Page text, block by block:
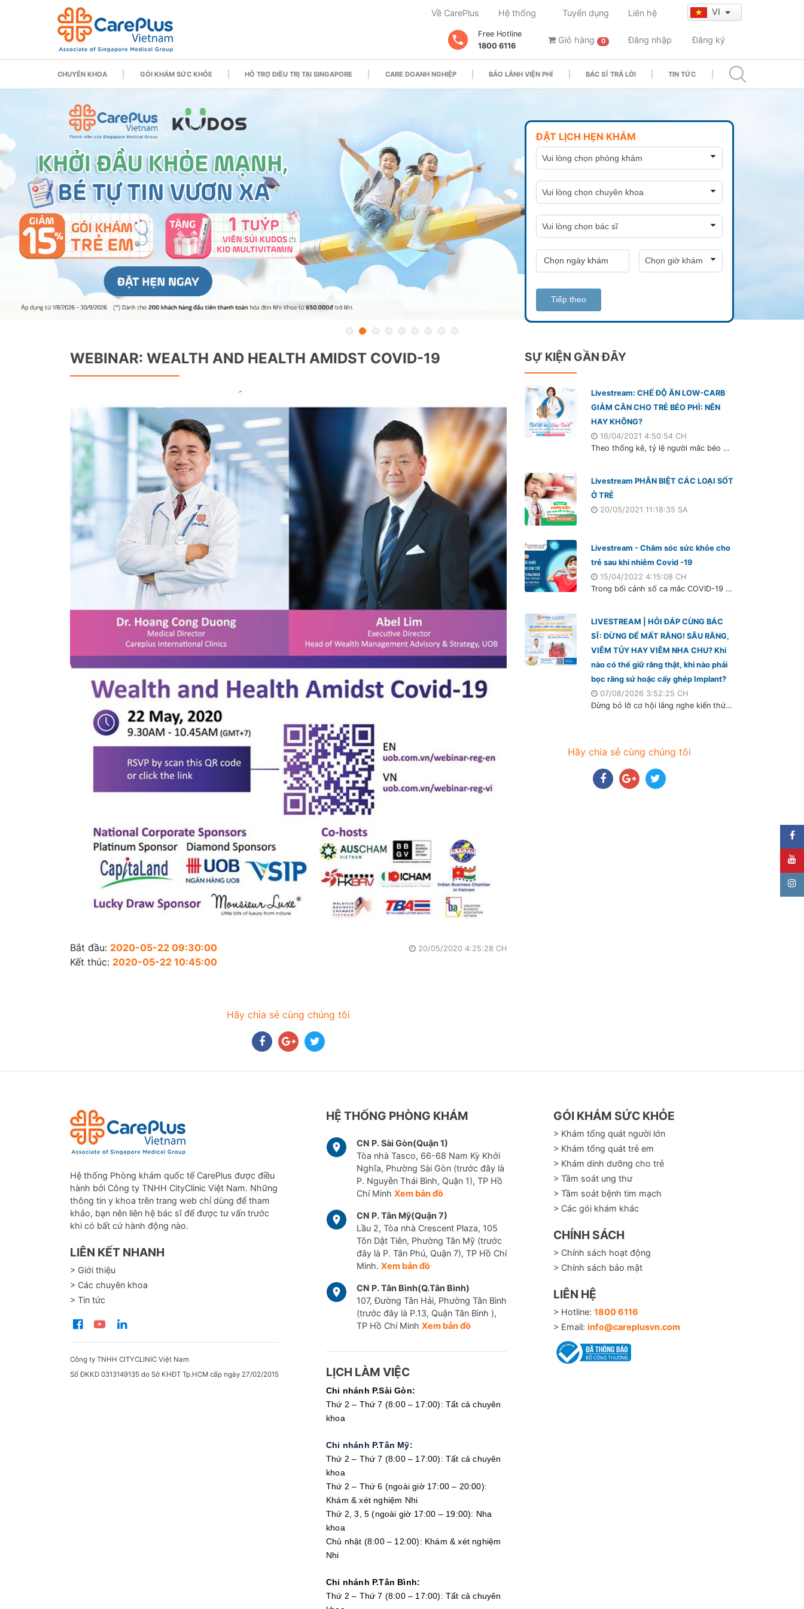
Về CarePlus Hệ thống Tuyển dụng Liên hệ VI
Free Hotline
1800 6116
Giỏ hàng 0 Đăng nhập Đăng ký
CHUYÊN KHOA GÓI KHÁM SỨC KHỎE HỖ TRỢ ĐIỀU TRỊ TẠI SINGAPORE CARE DOANH NGHIỆP BẢO LÃNH VIỆN PHÍ BÁC SĨ TRẢ LỜI TIN TỨC
ĐẶT LỊCH HẸN KHÁM
Tiếp theo
WEBINAR: WEALTH AND HEALTH AMIDST COVID-19
Bắt đầu: 2020-05-22 09:30:00
Kết thúc: 2020-05-22 10:45:00
20/05/2020 4:25:28 CH
Hãy chia sẻ cùng chúng tôi
SỰ KIỆN GẦN ĐÂY
Livestream: CHẾ ĐỘ ĂN LOW-CARB
GIẢM CÂN CHO TRẺ BÉO PHÌ: NÊN
HAY KHÔNG?
16/04/2021 4:50:54 CH
Theo thống kê, tỷ lệ người mắc béo phì đang tăng rất nhanh ở khu vực Đông Nam Á. Đáng chú ý, tốc độ gia tăng và tỷ lệ béo phì ở trẻ em VN đang ngày càng nhiều. Thừa cân, béo phì không chỉ là vấn đề thẩm mỹ, ngoại hình mà nó còn ảnh hưởng rất nhiều đến sức khỏe của trẻ.
Livestream PHÂN BIỆT CÁC LOẠI SỐT
Ở TRẺ
20/05/2021 11:18:35 SA
Livestream - Chăm sóc sức khỏe cho
trẻ sau khi nhiễm Covid -19
15/04/2022 4:15:08 CH
Trong bối cảnh số ca mắc COVID-19 tăng lên trong cả nước, tỷ lệ trẻ em mắc bệnh cũng tăng. Mặc dù triệu chứng COVID-19 ở trẻ em nhẹ hơn so với người lớn, số chuyển nặng và nhập viện ít, nhưng một tỉ lệ nhất định trẻ sau khi mắc COVID-19 tồn tại kéo dài các triệu chứng như ho, đau đầu, mệt mỏi, rối loạn hành vi, mất vị giác, …
LIVESTREAM | HỎI ĐÁP CÙNG BÁC
SĨ: ĐỪNG ĐỂ MẤT RĂNG! SÂU RĂNG,
VIÊM TỦY HAY VIÊM NHA CHU? Khi
nào có thể giữ răng thật, khi nào phải
bọc răng sứ hoặc cấy ghép Implant?
07/08/2026 3:52:25 CH
Đừng bỏ lỡ cơ hội lắng nghe kiến thức bảo vệ răng từ chuyên gia giàu kinh nghiệm. Hãy để lại câu hỏi qua link form đặt câu hỏi dưới đây, hoặc quét mã trên hình; đồng thời chia sẻ sự kiện này đến bạn bè và người thân cùng tham gia nhé.
Hãy chia sẻ cùng chúng tôi
Hệ thống Phòng khám quốc tế CarePlus được điều
hành bởi Công ty TNHH CityClinic Việt Nam. Những
thông tin y khoa trên trang web chỉ dùng để tham
khảo, bạn nên liên hệ bác sĩ để được tư vấn trước
khi có bất cứ hành động nào.
LIÊN KẾT NHANH
> Giới thiệu
> Các chuyên khoa
> Tin tức
Công ty TNHH CITYCLINIC Việt Nam
Số ĐKKD 0313149135 do Sở KHĐT Tp.HCM cấp ngày 27/02/2015
HỆ THỐNG PHÒNG KHÁM
CN P. Sài Gòn(Quận 1)
Tòa nhà Tasco, 66-68 Nam Kỳ Khởi
Nghĩa, Phường Sài Gòn (trước đây là
P. Nguyễn Thái Bình, Quận 1), TP Hồ
Chí Minh Xem bản đồ
CN P. Tân Mỹ(Quận 7)
Lầu 2, Tòa nhà Crescent Plaza, 105
Tôn Dật Tiên, Phường Tân Mỹ (trước
đây là P. Tân Phú, Quận 7), TP Hồ Chí
Minh. Xem bản đồ
CN P. Tân Bình(Q.Tân Bình)
107, Đường Tân Hải, Phường Tân Bình
(trước đây là P.13, Quận Tân Bình ),
TP Hồ Chí Minh Xem bản đồ
LỊCH LÀM VIỆC
Chi nhánh P.Sài Gòn:
Thứ 2 – Thứ 7 (8:00 – 17:00): Tất cả chuyên
khoa
Chi nhánh P.Tân Mỹ:
Thứ 2 – Thứ 7 (8:00 – 17:00): Tất cả chuyên
khoa
Thứ 2 – Thứ 6 (ngoài giờ 17:00 – 20:00):
Khám & xét nghiệm Nhi
Thứ 2, 3, 5 (ngoài giờ 17:00 – 19:00): Nha
khoa
Chủ nhật (8:00 – 12:00): Khám & xét nghiệm
Nhi
Chi nhánh P.Tân Bình:
Thứ 2 – Thứ 7 (8:00 – 17:00): Tất cả chuyên
GÓI KHÁM SỨC KHỎE
> Khám tổng quát người lớn
> Khám tổng quát trẻ em
> Khám dinh dưỡng cho trẻ
> Tầm soát ung thư
> Tầm soát bệnh tim mạch
> Các gói khám khác
CHÍNH SÁCH
> Chính sách hoạt động
> Chính sách bảo mật
LIÊN HỆ
> Hotline: 1800 6116
> Email: info@careplusvn.com